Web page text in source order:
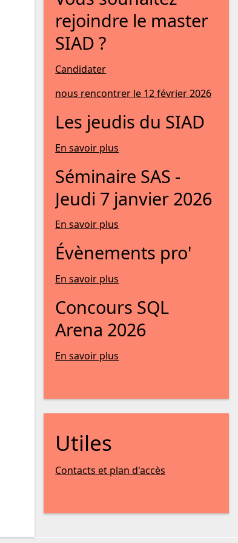
rejoindre le master
SIAD ?
Candidater
nous rencontrer le 12 février 2026
Les jeudis du SIAD
En savoir plus
Séminaire SAS -
Jeudi 7 janvier 2026
En savoir plus
Évènements pro'
En savoir plus
Concours SQL
Arena 2026
En savoir plus
Utiles
Contacts et plan d'accès